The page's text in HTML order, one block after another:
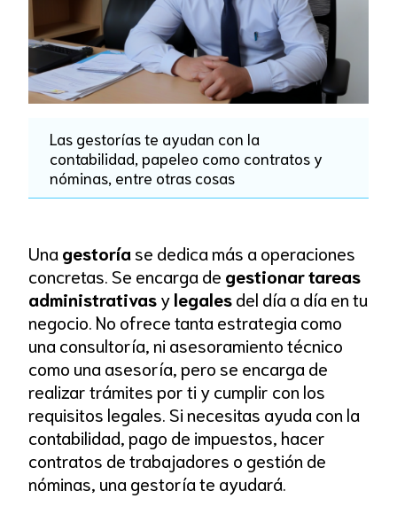
Las gestorías te ayudan con la
contabilidad, papeleo como contratos y
nóminas, entre otras cosas
Una gestoría se dedica más a operaciones
concretas. Se encarga de gestionar tareas
administrativasylegalesdel día a día en tu
negocio. No ofrece tanta estrategia como
una consultoría, ni asesoramiento técnico
como una asesoría, pero se encarga de
realizar trámites por ti y cumplir con los
requisitos legales. Si necesitas ayuda con la
contabilidad, pago de impuestos, hacer
contratos de trabajadores o gestión de
nóminas, una gestoría te ayudará.